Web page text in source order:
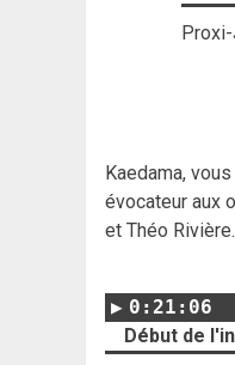
Kaedama,
évocateur aux
et Théo Rivière.
0:21:06
Début de